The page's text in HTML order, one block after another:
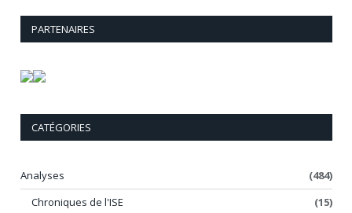
PARTENAIRES
CATÉGORIES
Analyses
(484)
Chroniques de l'ISE
(15)